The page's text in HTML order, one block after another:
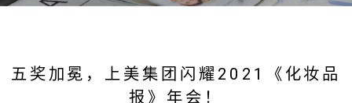
五奖加冕，上美集团闪耀2021《化妆品
报》年会！